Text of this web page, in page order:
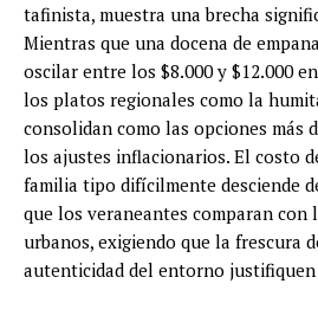
tafinista, muestra una brecha
Mientras que una docena de
oscilar entre los $8.000 y $12.000
los platos regionales como la
consolidan como las opciones más
los ajustes inflacionarios. El costo
familia tipo difícilmente desciende
que los veraneantes comparan con
urbanos, exigiendo que la frescura
autenticidad del entorno justifiquen